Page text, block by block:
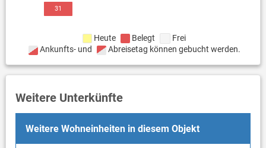
31
Heute Belegt
Frei
Ankunfts- und
Abreisetag können gebucht werden.
Weitere Unterkünfte
Weitere Wohneinheiten in diesem Objekt